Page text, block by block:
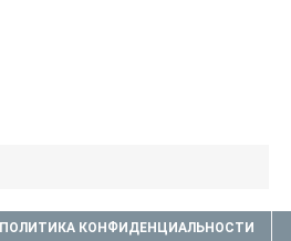
ПОЛИТИКА КОНФИДЕНЦИАЛЬНОСТИ